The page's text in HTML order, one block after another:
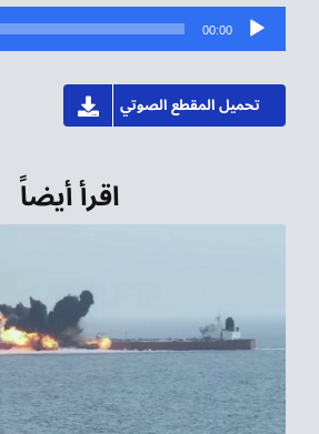
مشغل
الصوت
00:00
تحميل المقطع الصوتي
اقرأ أيضاً